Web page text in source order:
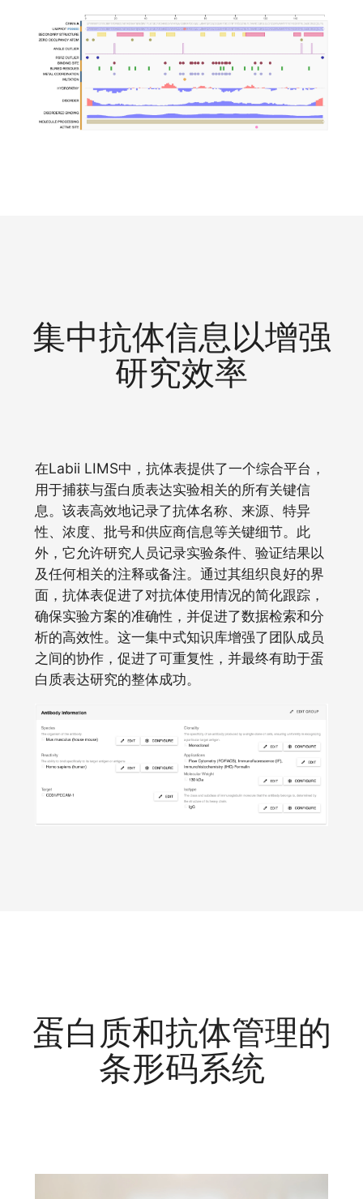
集中抗体信息以增强
研究效率
在Labii LIMS中，抗体表提供了一个综合平台，
用于捕获与蛋白质表达实验相关的所有关键信
息。该表高效地记录了抗体名称、来源、特异
性、浓度、批号和供应商信息等关键细节。此
外，它允许研究人员记录实验条件、验证结果以
及任何相关的注释或备注。通过其组织良好的界
面，抗体表促进了对抗体使用情况的简化跟踪，
确保实验方案的准确性，并促进了数据检索和分
析的高效性。这一集中式知识库增强了团队成员
之间的协作，促进了可重复性，并最终有助于蛋
白质表达研究的整体成功。
蛋白质和抗体管理的
条形码系统